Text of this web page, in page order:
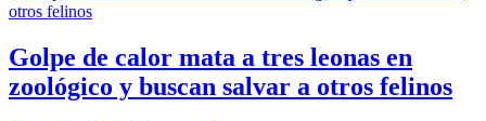
Golpe de calor mata a tres leonas en
zoológico y buscan salvar a otros felinos